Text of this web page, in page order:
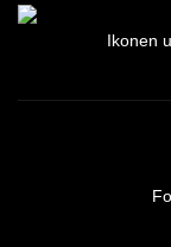
Ikonen